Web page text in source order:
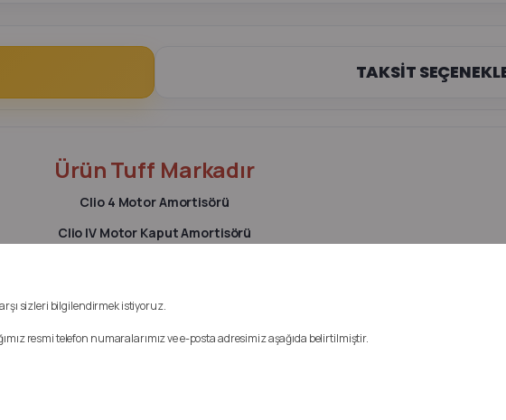
TAKSİT
ÜrünTuff Markadır
Clio 4 Motor Amortisörü
Clio IV Motor Kaput Amortisörü
sizleri bilgilendirmek istiyoruz.
resmi telefon numaralarımız ve e-posta adresimiz aşağıda belirtilmiştir.